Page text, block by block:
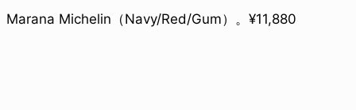
Marana Michelin（Navy/Red/Gum）。¥11,880